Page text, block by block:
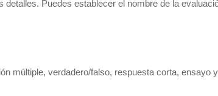
Puedes establecer el nombre de la
múltiple, verdadero/falso, respuesta corta, ensayo